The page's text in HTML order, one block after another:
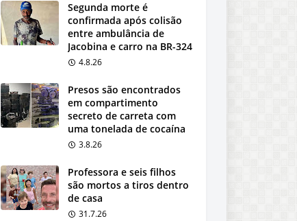
Segunda morte é
confirmada após colisão
entre ambulância de
Jacobina e carro na BR-324
4.8.26
Presos são encontrados
em compartimento
secreto de carreta com
uma tonelada de cocaína
3.8.26
Professora e seis filhos
são mortos a tiros dentro
de casa
31.7.26